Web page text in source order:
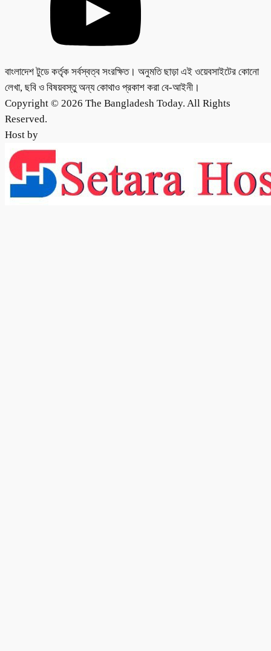
বাংলাদেশ টুডে কর্তৃক সর্বস্বত্ব সংরক্ষিত। অনুমতি ছাড়া এই ওয়েবসাইটের কোনো
লেখা, ছবি ও বিষয়বস্তু অন্য কোথাও প্রকাশ করা বে-আইনী।
Copyright © 2026 The Bangladesh Today. All Rights
Reserved.
Host by